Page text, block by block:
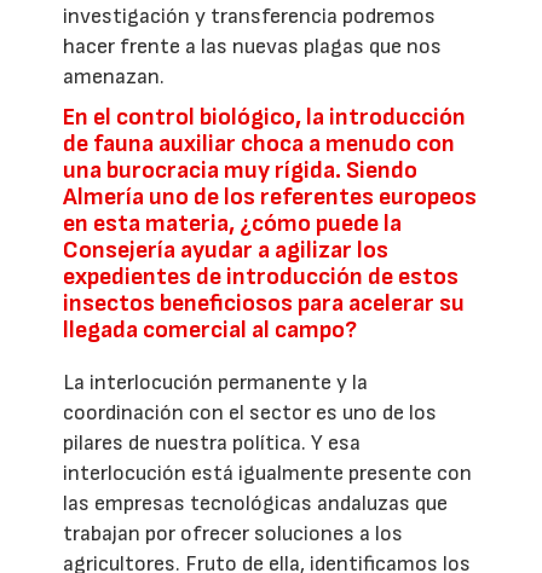
investigación y transferencia podremos
hacer frente a las nuevas plagas que nos
amenazan.
En el control biológico, la introducción
de fauna auxiliar choca a menudo con
una burocracia muy rígida. Siendo
Almería uno de los referentes europeos
en esta materia, ¿cómo puede la
Consejería ayudar a agilizar los
expedientes de introducción de estos
insectos beneficiosos para acelerar su
llegada comercial al campo?
La interlocución permanente y la
coordinación con el sector es uno de los
pilares de nuestra política. Y esa
interlocución está igualmente presente con
las empresas tecnológicas andaluzas que
trabajan por ofrecer soluciones a los
agricultores. Fruto de ella, identificamos los